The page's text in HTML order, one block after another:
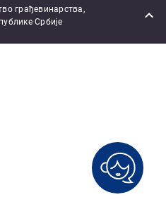
грађевинарства,
Србије